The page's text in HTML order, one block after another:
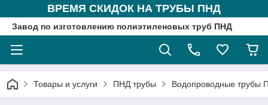
ВРЕМЯ СКИДОК НА ТРУБЫ ПНД
Завод по изготовлению полиэтиленовых труб ПНД
Товары и услуги ПНД трубы Водопроводные трубы